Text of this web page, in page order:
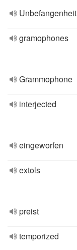
Unbefangenheit
gramophones
Grammophone
interjected
eingeworfen
extols
preist
temporized